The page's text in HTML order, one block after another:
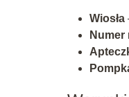
Wiosła
Numer